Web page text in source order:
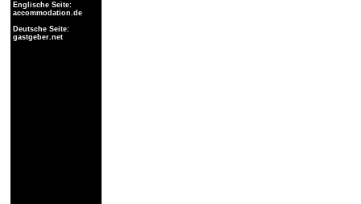
Englische Seite:
accommodation.de
Deutsche Seite:
gastgeber.net